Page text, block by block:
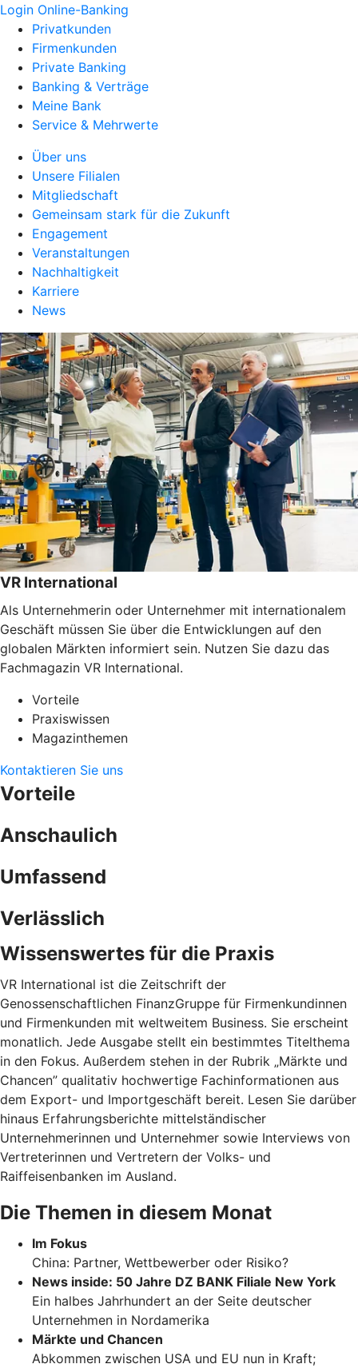
Login Online-Banking
Privatkunden
Firmenkunden
Private Banking
Banking & Verträge
Meine Bank
Service & Mehrwerte
Über uns
Unsere Filialen
Mitgliedschaft
Gemeinsam stark für die Zukunft
Engagement
Veranstaltungen
Nachhaltigkeit
Karriere
News
VR International
Als Unternehmerin oder Unternehmer mit internationalem
Geschäft müssen Sie über die Entwicklungen auf den
globalen Märkten informiert sein. Nutzen Sie dazu das
Fachmagazin VR International.
Vorteile
Praxiswissen
Magazinthemen
Kontaktieren Sie uns
Vorteile
Anschaulich
Umfassend
Verlässlich
Wissenswertes für die Praxis
VR International ist die Zeitschrift der
Genossenschaftlichen FinanzGruppe für Firmenkundinnen
und Firmenkunden mit weltweitem Business. Sie erscheint
monatlich. Jede Ausgabe stellt ein bestimmtes Titelthema
in den Fokus. Außerdem stehen in der Rubrik „Märkte und
Chancen” qualitativ hochwertige Fachinformationen aus
dem Export- und Importgeschäft bereit. Lesen Sie darüber
hinaus Erfahrungsberichte mittelständischer
Unternehmerinnen und Unternehmer sowie Interviews von
Vertreterinnen und Vertretern der Volks- und
Raiffeisenbanken im Ausland.
Die Themen in diesem Monat
Im Fokus
China: Partner, Wettbewerber oder Risiko?
News inside: 50 Jahre DZ BANK Filiale New York
Ein halbes Jahrhundert an der Seite deutscher
Unternehmen in Nordamerika
Märkte und Chancen
Abkommen zwischen USA und EU nun in Kraft;